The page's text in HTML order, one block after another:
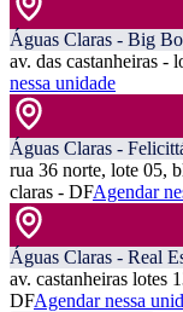
Águas Claras - Big
av. das castanheiras -
nessa unidade
Águas Claras -
rua 36 norte, lote 05,
claras - DFAgendar
Águas Claras - Real
av. castanheiras lotes
DFAgendar nessa